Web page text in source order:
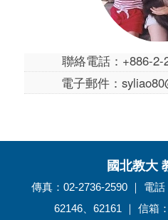
聯絡電話：+886-2-
電子郵件：
國北教大
傳真：02-2736-2590 ｜ 電話
62146、62161 ｜ 信箱：